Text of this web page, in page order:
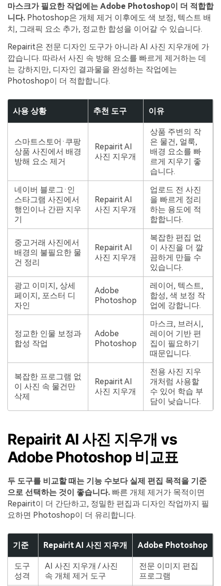
마스크가 필요한 작업에는 Adobe Photoshop이 더 적합합
니다. Photoshop은 개체 제거 이후에도 색 보정, 텍스트 배
치, 그래픽 요소 추가, 정교한 합성을 이어갈 수 있습니다.
Repairit은 전문 디자인 도구가 아니라 AI 사진 지우개에 가
깝습니다. 따라서 사진 속 방해 요소를 빠르게 제거하는 데
는 강하지만, 디자인 결과물을 완성하는 작업에는
Photoshop이 더 적합합니다.
사용 상황 추천 도구 이유
스마트스토어·쿠팡
상품 사진에서 배경
방해 요소 제거
Repairit AI
사진 지우개
상품 주변의 작
은 물건, 얼룩,
배경 요소를 빠
르게 지우기 좋
습니다.
네이버 블로그·인
스타그램 사진에서
행인이나 간판 지우
기
Repairit AI
사진 지우개
업로드 전 사진
을 빠르게 정리
하는 용도에 적
합합니다.
중고거래 사진에서
배경의 불필요한 물
건 정리
Repairit AI
사진 지우개
복잡한 편집 없
이 사진을 더 깔
끔하게 만들 수
있습니다.
광고 이미지, 상세
페이지, 포스터 디
자인
Adobe
Photoshop
레이어, 텍스트,
합성, 색 보정 작
업에 강합니다.
정교한 인물 보정과
합성 작업
Adobe
Photoshop
마스크, 브러시,
레이어 기반 편
집이 필요하기
때문입니다.
복잡한 프로그램 없
이 사진 속 물건만
삭제
Repairit AI
사진 지우개
전용 사진 지우
개처럼 사용할
수 있어 학습 부
담이 낮습니다.
Repairit AI 사진 지우개 vs
Adobe Photoshop 비교표
두 도구를 비교할 때는 기능 수보다 실제 편집 목적을 기준
으로 선택하는 것이 좋습니다. 빠른 개체 제거가 목적이면
Repairit이 더 간단하고, 정밀한 편집과 디자인 작업까지 필
요하면 Photoshop이 더 유리합니다.
기준 Repairit AI 사진 지우개 Adobe Photoshop
도구
성격
AI 사진 지우개 / 사진
속 개체 제거 도구
전문 이미지 편집
프로그램